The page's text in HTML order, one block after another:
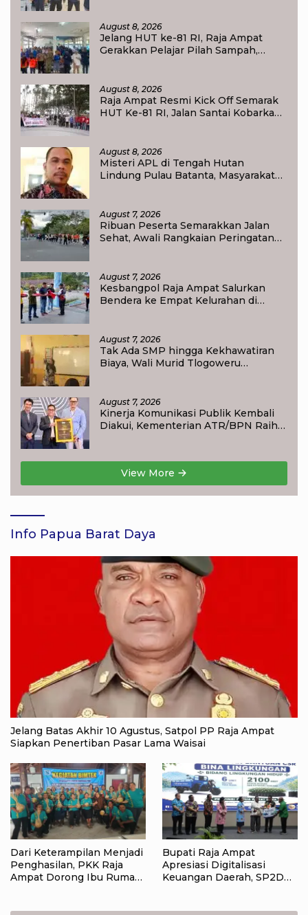
August 8, 2026
Jelang HUT ke-81 RI, Raja Ampat
Gerakkan Pelajar Pilah Sampah,
August 8, 2026
Raja Ampat Resmi Kick Off Semarak
HUT Ke-81 RI, Jalan Santai Kobarkan
August 8, 2026
Misteri APL di Tengah Hutan
Lindung Pulau Batanta, Masyarakat
August 7, 2026
Ribuan Peserta Semarakkan Jalan
Sehat, Awali Rangkaian Peringatan
August 7, 2026
Kesbangpol Raja Ampat Salurkan
Bendera ke Empat Kelurahan di
August 7, 2026
Tak Ada SMP hingga Kekhawatiran
Biaya, Wali Murid Tlogoweru
August 7, 2026
Kinerja Komunikasi Publik Kembali
Diakui, Kementerian ATR/BPN Raih
View More
Info Papua Barat Daya
Jelang Batas Akhir 10 Agustus, Satpol PP Raja Ampat
Siapkan Penertiban Pasar Lama Waisai
Dari Keterampilan Menjadi
Penghasilan, PKK Raja
Ampat Dorong Ibu Rumah
Bupati Raja Ampat
Apresiasi Digitalisasi
Keuangan Daerah, SP2D